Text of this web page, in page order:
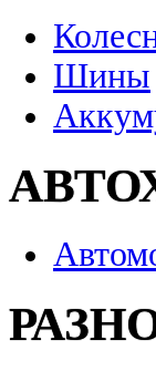
Шины